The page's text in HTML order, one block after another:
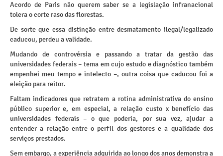
Acordo de Paris não querem saber se a legislação infranacional
tolera o corte raso das florestas.
De sorte que essa distinção entre desmatamento ilegal/legalizado
caducou, perdeu a validade.
Mudando de controvérsia e passando a tratar da gestão das
universidades federais – tema em cujo estudo e diagnóstico também
empenhei meu tempo e intelecto –, outra coisa que caducou foi a
eleição para reitor.
Faltam indicadores que retratem a rotina administrativa do ensino
público superior e, em especial, a relação custo x benefício das
universidades federais – o que poderia, por sua vez, ajudar a
entender a relação entre o perfil dos gestores e a qualidade dos
serviços prestados.
Sem embargo, a experiência adquirida ao longo dos anos demonstra a